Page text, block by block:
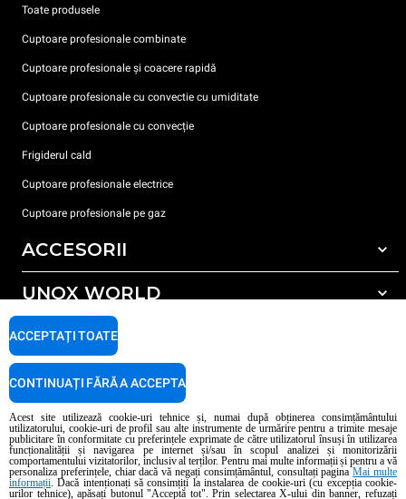
Toate produsele
Cuptoare profesionale combinate
Cuptoare profesionale și coacere rapidă
Cuptoare profesionale cu convectie cu umiditate
Cuptoare profesionale cu convecție
Frigiderul cald
Cuptoare profesionale electrice
Cuptoare profesionale pe gaz
ACCESORII
Toate accesoriile
Detergent pentru spălarea automată
Detergent pentru spălarea manuală
Tratarea apei cu filtru de rășină
UNOX WORLD
Sediile noastre în lume
SUPORT
Garanția Unox
Localizator service
Copyright 2026 UNOX S.p.A. Toate drepturile rezervate. Reg. Imp. Padova n °
04230750285 - REA Padova 372835 - Cap. Soc. 5.000.000 € iv - P.IVA / CF
AI Content Disclaimer Privacy policy Cookie policy
Acest site utilizează cookie-uri tehnice și, numai după obținerea consimțământului
utilizatorului, cookie-uri de profil sau alte instrumente de urmărire pentru a trimite mesaje
publicitare în conformitate cu preferințele exprimate de către utilizatorul însuși în utilizarea
funcționalității și navigarea pe internet și/sau în scopul analizei și monitorizării
comportamentului vizitatorilor, inclusiv al terților. Pentru mai multe informații și pentru a vă
personaliza preferințele, chiar dacă vă negați consimțământul, consultați paginaMai multe
informații. Dacă intenționați să consimțiți la instalarea de cookie-uri (cu excepția cookie-
urilor tehnice), apăsați butonul "Acceptă tot". Prin selectarea X-ului din banner, refuzați
ACCEPTAȚI TOATE
CONTINUAȚI FĂRĂ A ACCEPTA